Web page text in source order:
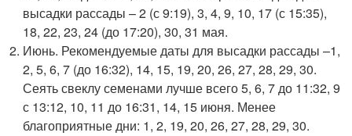
высадки рассады – 2 (с 9:19), 3, 4, 9, 10, 17 (с 15:35),
18, 22, 23, 24 (до 17:20), 30, 31 мая.
Июнь. Рекомендуемые даты для высадки рассады –1,
2, 5, 6, 7 (до 16:32), 14, 15, 19, 20, 26, 27, 28, 29, 30.
Сеять свеклу семенами лучше всего 5, 6, 7 до 11:32, 9
с 13:12, 10, 11 до 16:31, 14, 15 июня. Менее
благоприятные дни: 1, 2, 19, 20, 26, 27, 28, 29, 30.